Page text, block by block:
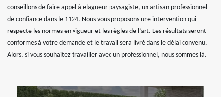
conseillons de faire appel à elagueur paysagiste, un artisan professionnel
de confiance dans le 1124. Nous vous proposons une intervention qui
respecte les normes en vigueur et les règles de l’art. Les résultats seront
conformes à votre demande et le travail sera livré dans le délai convenu.
Alors, si vous souhaitez travailler avec un professionnel, nous sommes là.